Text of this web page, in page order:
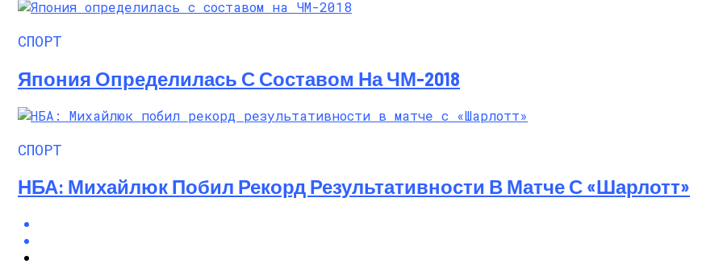
СПОРТ
Япония Определилась С Составом На ЧМ-2018
СПОРТ
НБА: Михайлюк Побил Рекорд Результативности В Матче С «Шарлотт»